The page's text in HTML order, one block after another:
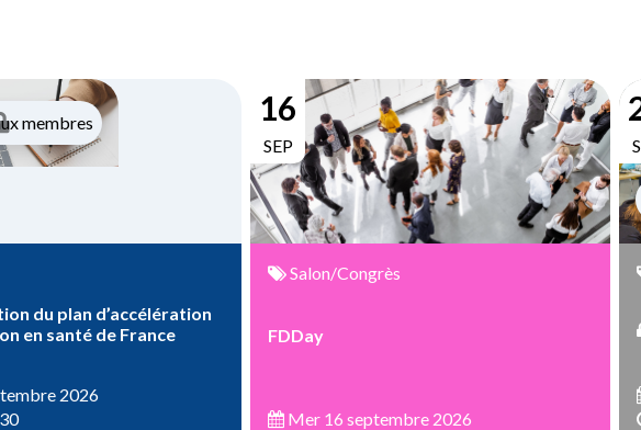
membres
du plan d’accélération
en santé de France
2026
16
SEP
Salon/Congrès
FDDay
Mer 16 septembre 2026